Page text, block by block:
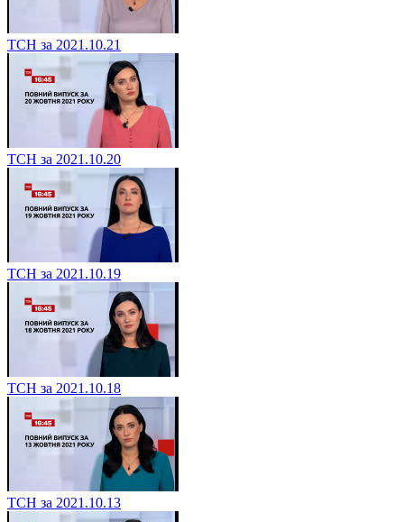
ТСН за 2021.10.21
ТСН за 2021.10.20
ТСН за 2021.10.19
ТСН за 2021.10.18
ТСН за 2021.10.13